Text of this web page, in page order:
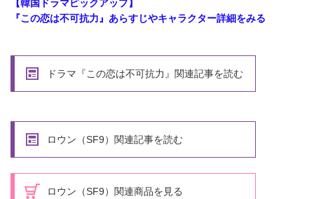
【韓国ドラマピックアップ】
『この恋は不可抗力』あらすじやキャラクター詳細をみる
ドラマ『この恋は不可抗力』関連記事を読む
ロウン（SF9）関連記事を読む
ロウン（SF9）関連商品を見る